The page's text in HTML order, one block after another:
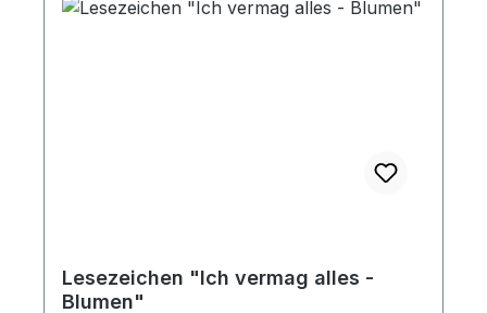
Lesezeichen "Ich vermag alles -
Blumen"